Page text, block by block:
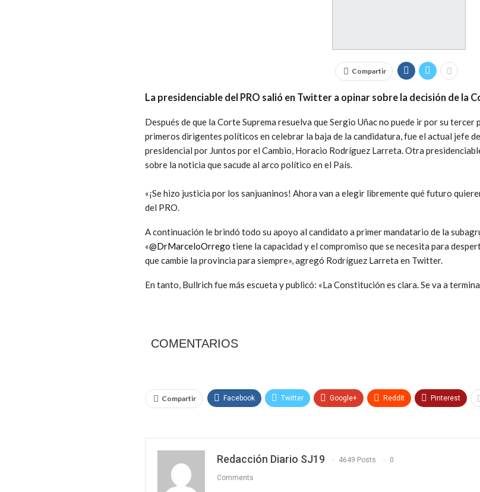
Compartir
La presidenciable del PRO salió en Twitter a opinar sobre la decisión de la
Después de que la Corte Suprema resuelva que Sergio Uñac no puede ir por su
primeros dirigentes políticos en celebrar la baja de la candidatura, fue el actual jefe
presidencial por Juntos por el Cambio, Horacio Rodríguez Larreta. Otra
sobre la noticia que sacude al arco político en el País.
«¡Se hizo justicia por los sanjuaninos! Ahora van a elegir libremente qué futuro
del PRO.
A continuación le brindó todo su apoyo al candidato a primer mandatario de la
«@DrMarceloOrregotiene la capacidad y el compromiso que se necesita para
que cambie la provincia para siempre», agregó Rodríguez Larreta en Twitter.
En tanto, Bullrich fue más escueta y publicó: «La Constitución es clara. Se va a
COMENTARIOS
Compartir Facebook Twitter Google+ ReddIt Pinterest
Redacción Diario SJ19 4649 Posts 0
Comments